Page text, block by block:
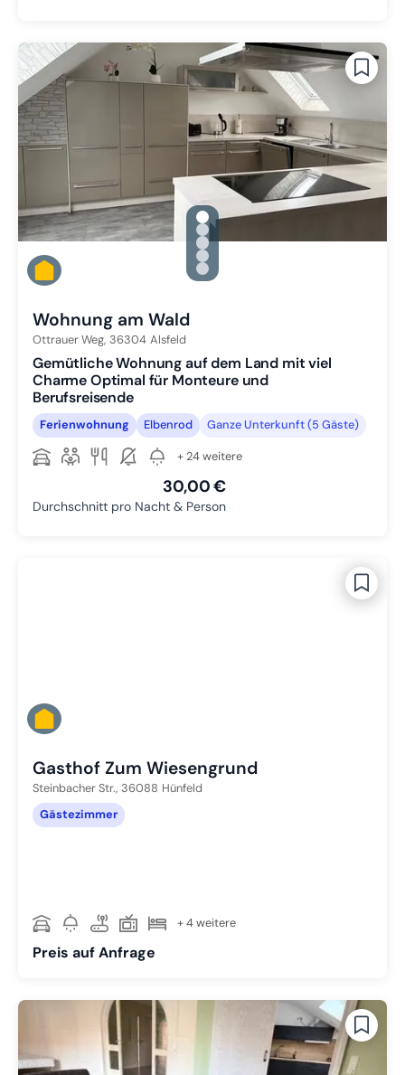
gallery.slide_selector
Zu Slide 1 wechseln
Zu Slide 2 wechseln
Zu Slide 3 wechseln
Zu Slide 4 wechseln
Zu Slide 5 wechseln
Wohnung am Wald
Ottrauer Weg, 36304 Alsfeld
Gemütliche Wohnung auf dem Land mit viel
Charme Optimal für Monteure und
Berufsreisende
Ferienwohnung Elbenrod Ganze Unterkunft (5 Gäste)
+ 24 weitere
30,00 €
Durchschnitt pro Nacht & Person
Gasthof Zum Wiesengrund
Steinbacher Str., 36088 Hünfeld
Gästezimmer
+ 4 weitere
Preis auf Anfrage